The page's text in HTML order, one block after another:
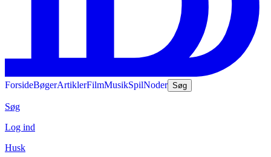
ForsideBøgerArtiklerFilmMusikSpilNoder Søg
Søg
Log ind
Husk